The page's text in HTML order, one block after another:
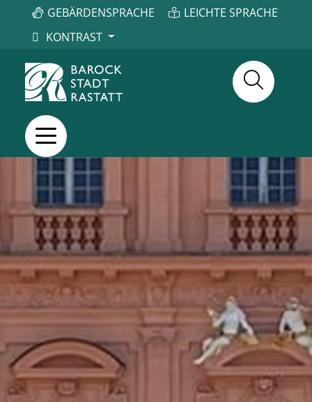
GEBÄRDENSPRACHE
LEICHTE SPRACHE
KONTRAST